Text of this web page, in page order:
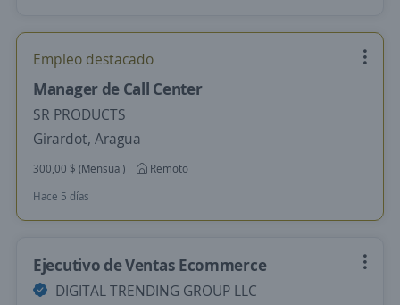
Empleo destacado
Manager de Call Center
SR PRODUCTS
Girardot, Aragua
300,00 $ (Mensual)
Remoto
Hace 5 días
Ejecutivo de Ventas Ecommerce
DIGITAL TRENDING GROUP LLC